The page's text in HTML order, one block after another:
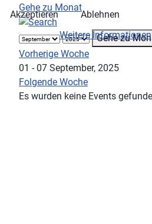
Gehe zu Monat
Gehe zu
Vorherige Woche
01 - 07 September, 2025
Folgende Woche
Es wurden keine Events
Akzeptieren
Ablehnen
Weitere Informationen